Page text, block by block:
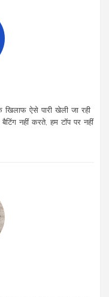
ऐसे पारी खेली जा रही
नहीं करते, हम टॉप पर नहीं